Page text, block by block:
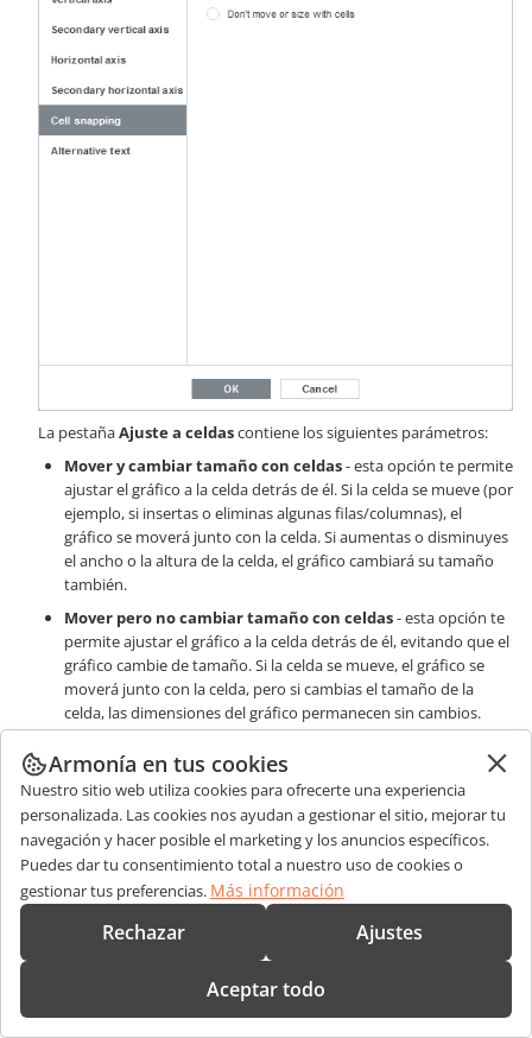
La pestañaAjuste a celdascontiene los siguientes parámetros:
Mover y cambiar tamaño con celdas- esta opción te permite
ajustar el gráfico a la celda detrás de él. Si la celda se mueve (por
ejemplo, si insertas o eliminas algunas filas/columnas), el
gráfico se moverá junto con la celda. Si aumentas o disminuyes
el ancho o la altura de la celda, el gráfico cambiará su tamaño
también.
Mover pero no cambiar tamaño con celdas- esta opción te
permite ajustar el gráfico a la celda detrás de él, evitando que el
gráfico cambie de tamaño. Si la celda se mueve, el gráfico se
moverá junto con la celda, pero si cambias el tamaño de la
celda, las dimensiones del gráfico permanecen sin cambios.
permite evitar que el gráfico se mueva o cambie de tamaño si la
posición o el tamaño de la celda cambian.
Armonía en tus cookies
Nuestro sitio web utiliza cookies para ofrecerte una experiencia
personalizada. Las cookies nos ayudan a gestionar el sitio, mejorar tu
navegación y hacer posible el marketing y los anuncios específicos.
Puedes dar tu consentimiento total a nuestro uso de cookies o
gestionar tus preferencias. Más información
Rechazar Ajustes
Aceptar todo